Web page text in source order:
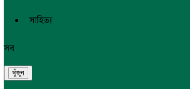
সাহিত্য
সব